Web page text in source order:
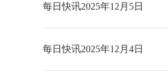
每日快讯2025年12月5日
每日快讯2025年12月4日